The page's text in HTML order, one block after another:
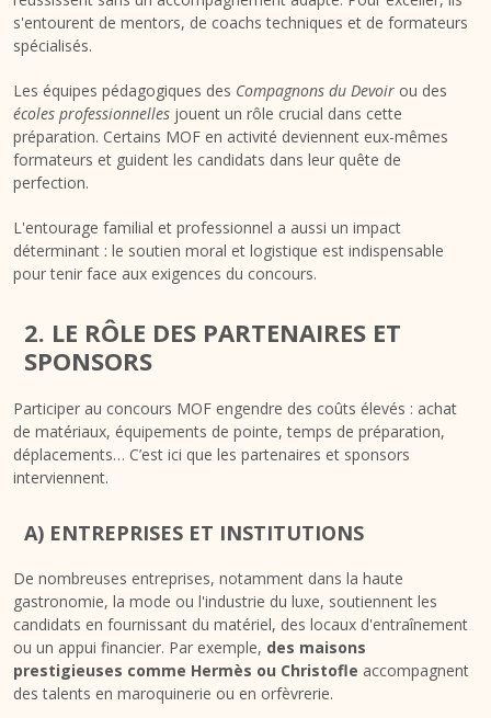
s'entourent de mentors, de coachs techniques et de formateurs
spécialisés.
Les équipes pédagogiques des Compagnons du Devoir ou des
écoles professionnelles jouent un rôle crucial dans cette
préparation. Certains MOF en activité deviennent eux-mêmes
formateurs et guident les candidats dans leur quête de
perfection.
L'entourage familial et professionnel a aussi un impact
déterminant : le soutien moral et logistique est indispensable
pour tenir face aux exigences du concours.
2. LE RÔLE DES PARTENAIRES ET
SPONSORS
Participer au concours MOF engendre des coûts élevés : achat
de matériaux, équipements de pointe, temps de préparation,
déplacements… C’est ici que les partenaires et sponsors
interviennent.
A) ENTREPRISES ET INSTITUTIONS
De nombreuses entreprises, notamment dans la haute
gastronomie, la mode ou l'industrie du luxe, soutiennent les
candidats en fournissant du matériel, des locaux d'entraînement
ou un appui financier. Par exemple, des maisons
prestigieuses comme Hermès ou Christofle accompagnent
des talents en maroquinerie ou en orfèvrerie.